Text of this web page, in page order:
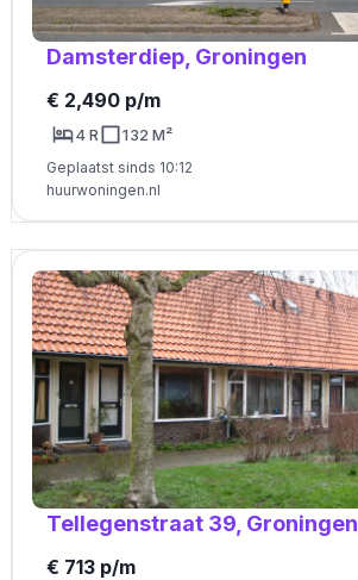
Damsterdiep, Groningen
€ 2,490 p/m
4 R 132 M²
Geplaatst sinds 10:12
huurwoningen.nl
Tellegenstraat 39, Groningen
€ 713 p/m